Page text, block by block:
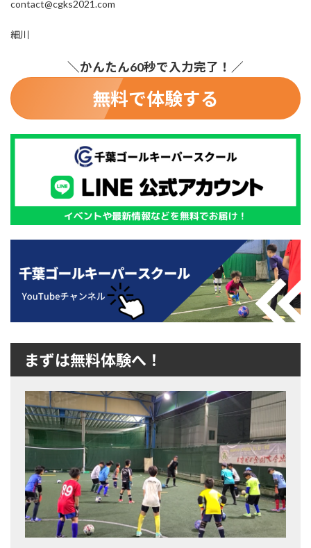
contact@cgks2021.com
細川
＼かんたん60秒で入力完了！／
無料で体験する
まずは無料体験へ！